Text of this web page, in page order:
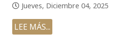
Jueves, Diciembre 04, 2025
LEE MÁS...